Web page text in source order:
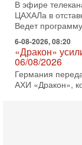
В эфире
ЦАХАЛа в
Ведет
6-08-2026, 08:20
«Дракон»
06/08/2026
Германия
АХИ «Дракон»,